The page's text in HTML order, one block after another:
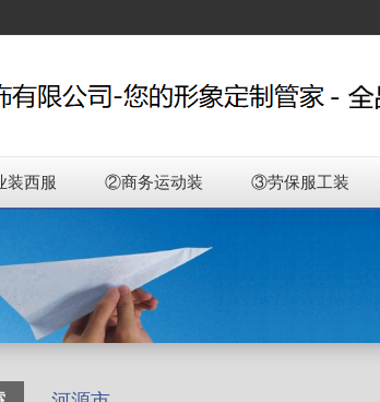
西服 ②商务运动装 ③劳保服工装